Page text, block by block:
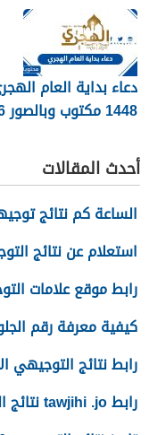
دعاء بداية العام
1448 مكتوب وبالصور 2026
أحدث المقالات
الساعة كم نتائج توجيهي
استعلام عن نتائج التوجيهي
رابط موقع علامات التوجيهي 2026
كيفية معرفة رقم
رابط نتائج التوجيهي
رابط tawjihi .jo نتائج التوجيهي الاردن للمعيدين 2026